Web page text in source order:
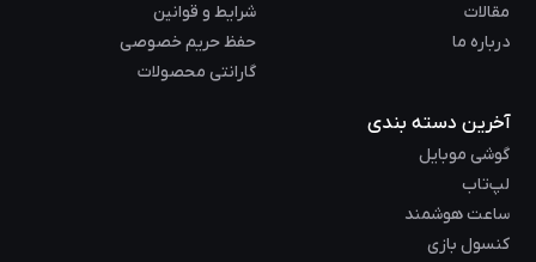
مقالات
درباره ما
شرایط و قوانین
حفظ حریم خصوصی
گارانتی محصولات
آخرین دسته بندی
گوشی موبایل
لپ‌تاب
ساعت هوشمند
کنسول بازی